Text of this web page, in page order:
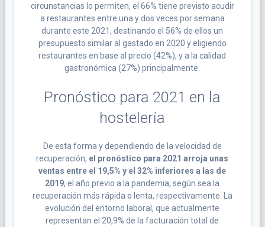
circunstancias lo permiten, el 66% tiene previsto acudir
a restaurantes entre una y dos veces por semana
durante este 2021, destinando el 56% de ellos un
presupuesto similar al gastado en 2020 y eligiendo
restaurantes en base al precio (42%), y a la calidad
gastronómica (27%) principalmente.
Pronóstico para 2021 en la
hostelería
De esta forma y dependiendo de la velocidad de
recuperación, el pronóstico para 2021 arroja unas
ventas entre el 19,5% y el 32% inferiores a las de
2019, el año previo a la pandemia, según sea la
recuperación más rápida o lenta, respectivamente. La
evolución del entorno laboral, que actualmente
representan el 20,9% de la facturación total de